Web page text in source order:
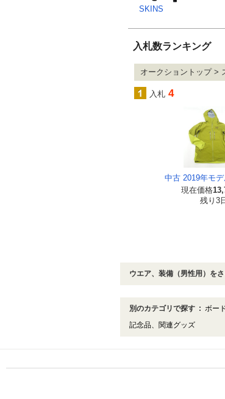
SKINS
入札数ランキング
オークショントップ >
入札 4
中古 2019年モ
現在価格
残り3
ウエア、装備（男性用）を
別のカテゴリで探す : ボー
記念品、関連グッズ